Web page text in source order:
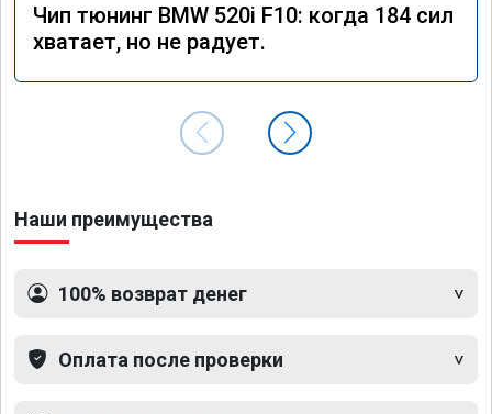
Чип тюнинг BMW 520i F10: когда 184 сил
хватает, но не радует.
Наши преимущества
100% возврат денег
Оплата после проверки